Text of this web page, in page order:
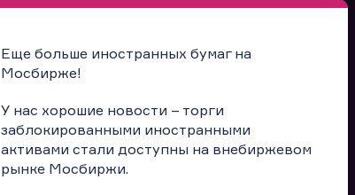
Еще больше иностранных бумаг на
Мосбирже!
У нас хорошие новости – торги
заблокированными иностранными
активами стали доступны на внебиржевом
рынке Мосбиржи.